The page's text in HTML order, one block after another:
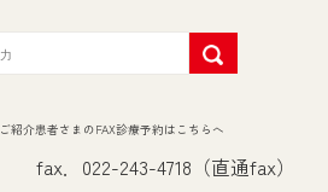
ご紹介患者さまのFAX診療予約はこちらへ
fax．022-243-4718（直通fax）